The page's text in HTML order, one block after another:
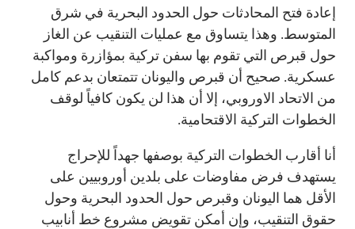
إعادة فتح المحادثات حول الحدود البحرية في شرق
المتوسط. وهذا يتساوق مع عمليات التنقيب عن الغاز
حول قبرص التي تقوم بها سفن تركية بمؤازرة ومواكبة
عسكرية. صحيح أن قبرص واليونان تتمتعان بدعم كامل
من الاتحاد الاوروبي، إلا أن هذا لن يكون كافياً لوقف
الخطوات التركية الاقتحامية.
أنا أقارب الخطوات التركية بوصفها جهداً للإحراج
يستهدف فرض مفاوضات على بلدين أوروبيين على
الأقل هما اليونان وقبرص حول الحدود البحرية وحول
حقوق التنقيب، وإن أمكن تقويض مشروع خط أنابيب